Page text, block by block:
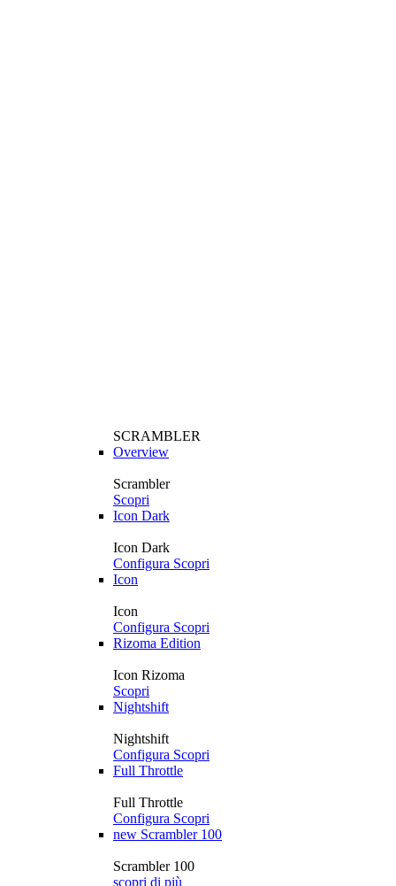
SCRAMBLER
Overview
Scrambler
Scopri
Icon Dark
Icon Dark
Configura Scopri
Icon
Icon
Configura Scopri
Rizoma Edition
Icon Rizoma
Scopri
Nightshift
Nightshift
Configura Scopri
Full Throttle
Full Throttle
Configura Scopri
new Scrambler 100
Scrambler 100
scopri di più